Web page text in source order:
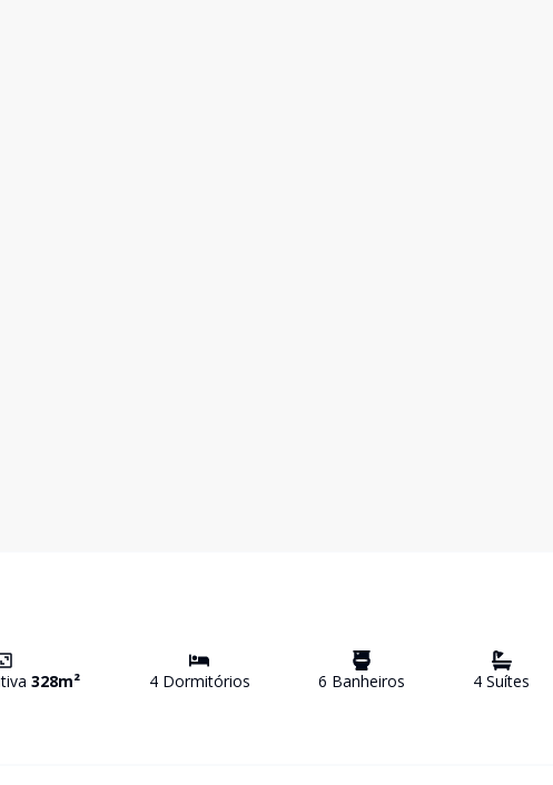
328m² 4Dormitórios 6 Banheiros 4 Suítes